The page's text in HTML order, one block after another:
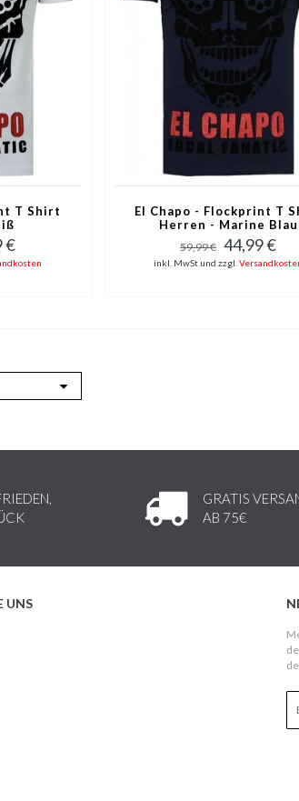
T Shirt
€
El Chapo - Flockprint T
Herren - Marine Blau
59,99 € 44,99 €
inkl. MwSt und zzgl.
GRATIS
AB 75€
UNS